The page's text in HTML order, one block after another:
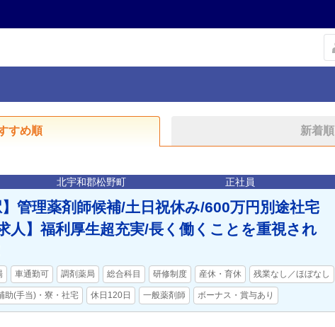
すめ順 新着順
北宇和郡松野町 正社員
管理薬剤師候補/土日祝休み/600万円別途社宅
人】福利厚生超充実/長く働くことを重視され
車通勤可 調剤薬局 総合科目 研修制度 産休・育休 残業なし／ほぼなし
助(手当)・寮・社宅 休日120日 一般薬剤師 ボーナス・賞与あり